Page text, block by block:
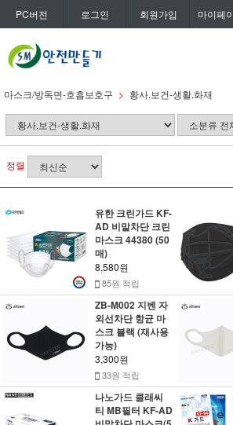
PC버전 로그인 회원가입 마이페
마스크/방독면-호흡보호구 황사.보건-생활.화재
정렬
유한 크린가드 KF-
AD 비말차단 크린
마스크 44380 (50
매)
8,580원
85원 적립
ZB-M002 지벤 자
외선차단 항균 마
스크 블랙 (재사용
가능)
3,300원
33원 적립
나노가드 클래씨
티 MB필터 KF-AD